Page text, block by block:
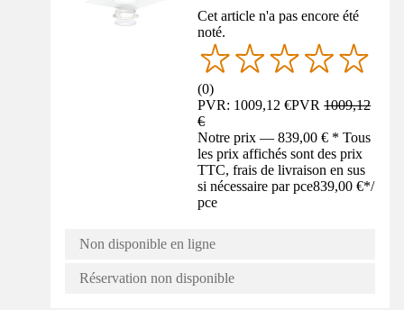
Cet article n'a pas encore été
noté.
(0)
PVR: 1009,12 €PVR1009,12
€
Notre prix — 839,00 € * Tous
les prix affichés sont des prix
TTC, frais de livraison en sus
si nécessaire par pce839,00 €*/
pce
Non disponible en ligne
Réservation non disponible